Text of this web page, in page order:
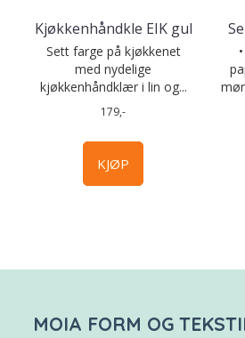
Kjøkkenhåndkle EIK gul
Sett farge på kjøkkenet
med nydelige
kjøkkenhåndklær i lin og...
179,-
KJØP
MOIA FORM OG